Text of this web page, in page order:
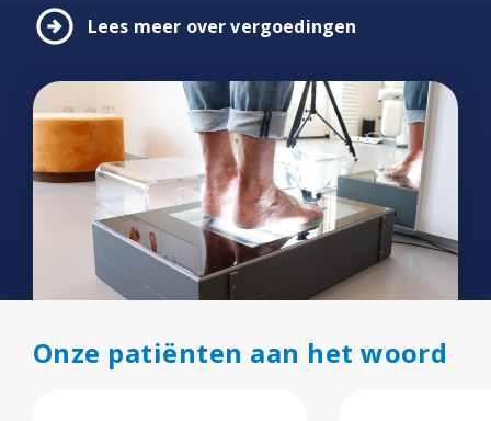
arrow_circle_right Lees meer over vergoedingen
Onze patiënten aan het woord